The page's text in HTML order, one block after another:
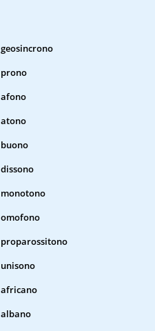
geosincrono
prono
afono
atono
buono
dissono
monotono
omofono
proparossitono
unisono
africano
albano